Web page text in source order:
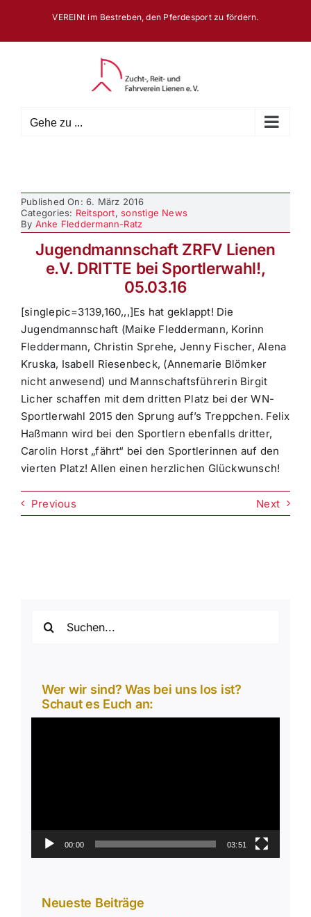
springen
VEREINt im Bestreben, den Pferdesport zu fördern.
Gehe zu ...
Published On: 6. März 2016
Categories: Reitsport,sonstige News
By Anke Fleddermann-Ratz
Jugendmannschaft ZRFV Lienen
e.V. DRITTE bei Sportlerwahl!,
05.03.16
[singlepic=3139,160,,,]Es hat geklappt! Die
Jugendmannschaft (Maike Fleddermann, Korinn
Fleddermann, Christin Sprehe, Jenny Fischer, Alena
Kruska, Isabell Riesenbeck, (Annemarie Blömker
nicht anwesend) und Mannschaftsführerin Birgit
Licher schaffen mit dem dritten Platz bei der WN-
Sportlerwahl 2015 den Sprung auf’s Treppchen. Felix
Haßmann wird bei den Sportlern ebenfalls dritter,
Carolin Horst „fährt“ bei den Sportlerinnen auf den
vierten Platz! Allen einen herzlichen Glückwunsch!
Previous Next
nach:
Wer wir sind? Was bei uns los ist?
Schaut es Euch an:
00:00 03:51
Neueste Beiträge